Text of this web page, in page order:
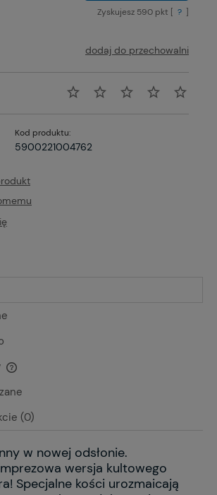
Zyskujesz 590 pkt [ ? ]
dodaj do przechowalni
Kod produktu:
5900221004762
ewentualnych kosztów płatności
(0)
w nowej odsłonie.
wersja kultowego
Specjalne kości urozmaicają